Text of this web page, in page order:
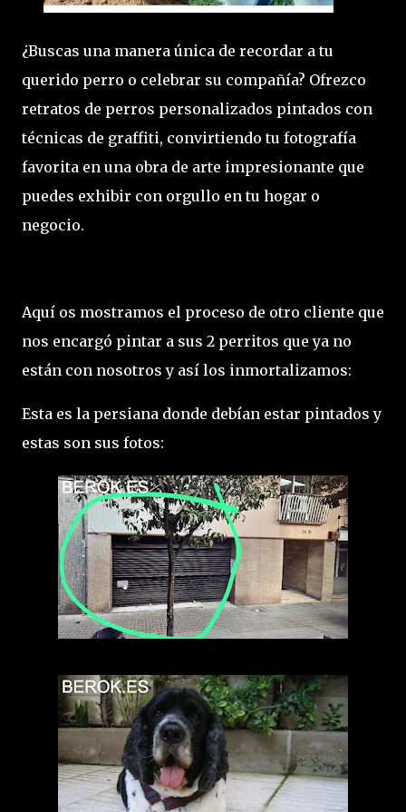
¿Buscas una manera única de recordar a tu
querido perro o celebrar su compañía? Ofrezco
retratos de perros personalizados pintados con
técnicas de graffiti, convirtiendo tu fotografía
favorita en una obra de arte impresionante que
puedes exhibir con orgullo en tu hogar o
negocio.
Aquí os mostramos el proceso de otro cliente que
nos encargó pintar a sus 2 perritos que ya no
están con nosotros y así los inmortalizamos:
Esta es la persiana donde debían estar pintados y
estas son sus fotos: